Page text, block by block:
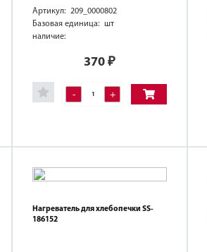
Артикул: 209_0000802
Базовая единица: шт
наличие:
370 ₽
- +
Нагреватель для хлебопечки SS-
186152